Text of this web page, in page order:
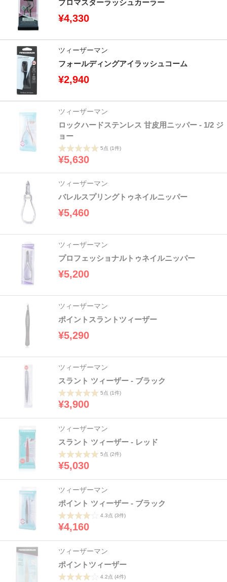
プロマスターラッシュカーラー
¥4,330
ツィーザーマン
フォールディングアイラッシュコーム
¥2,940
ツィーザーマン
ロックハードステンレス 甘皮用ニッパー - 1/2 ジ
ョー
5点 (1件)
¥5,630
ツィーザーマン
バレルスプリングトゥネイルニッパー
¥5,460
ツィーザーマン
プロフェッショナルトゥネイルニッパー
¥5,200
ツィーザーマン
ポイントスラントツィーザー
¥5,290
ツィーザーマン
スラント ツィーザー - ブラック
5点 (1件)
¥3,900
ツィーザーマン
スラント ツィーザー - レッド
5点 (2件)
¥5,030
ツィーザーマン
ポイント ツィーザー - ブラック
4.3点 (3件)
¥4,160
ツィーザーマン
ポイントツィーザー
4.2点 (4件)